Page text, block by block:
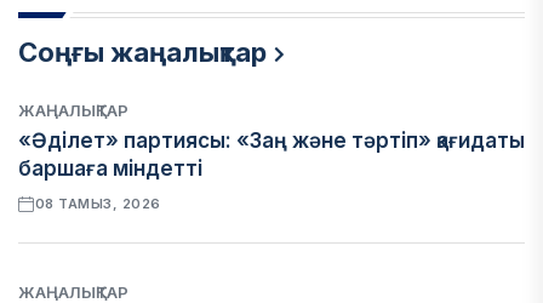
Соңғы жаңалықтар
ЖАҢАЛЫҚТАР
«Әділет» партиясы: «Заң және тәртіп» қағидаты
баршаға міндетті
08 ТАМЫЗ, 2026
ЖАҢАЛЫҚТАР